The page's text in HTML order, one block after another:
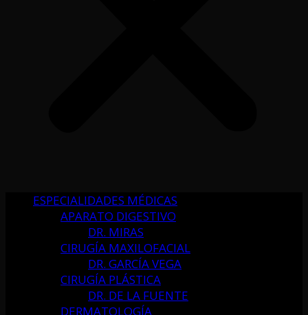
ESPECIALIDADES MÉDICAS
APARATO DIGESTIVO
DR. MIRAS
CIRUGÍA MAXILOFACIAL
DR. GARCÍA VEGA
CIRUGÍA PLÁSTICA
DR. DE LA FUENTE
DERMATOLOGÍA